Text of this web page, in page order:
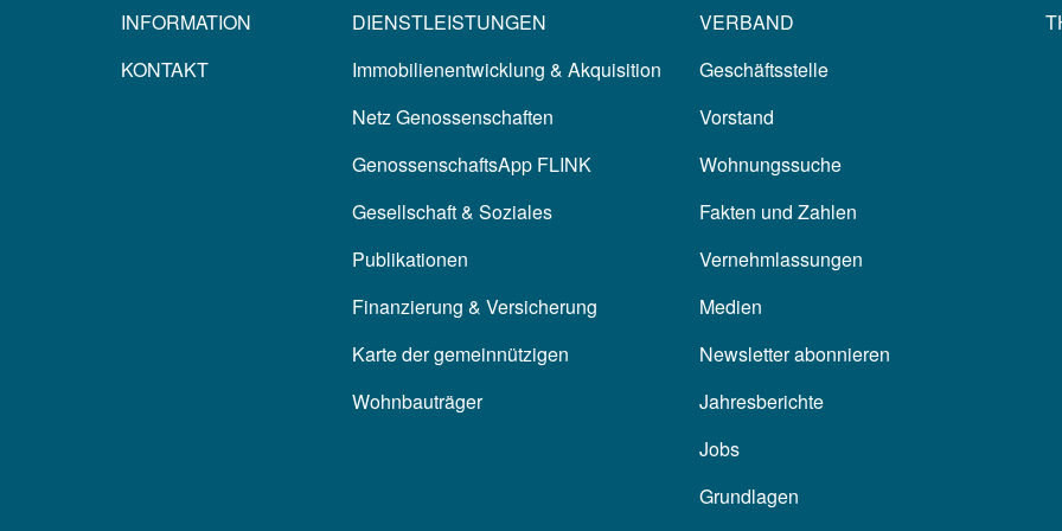
INFORMATION
KONTAKT
DIENSTLEISTUNGEN
Immobilienentwicklung & Akquisition
Netz Genossenschaften
GenossenschaftsApp FLINK
Gesellschaft & Soziales
Publikationen
Finanzierung & Versicherung
Karte der gemeinnützigen
Wohnbauträger
VERBAND
Geschäftsstelle
Vorstand
Wohnungssuche
Fakten und Zahlen
Vernehmlassungen
Medien
Newsletter abonnieren
Jahresberichte
Jobs
Grundlagen